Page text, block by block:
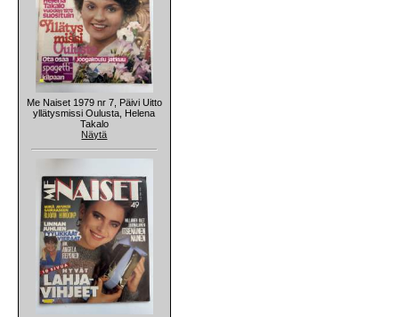
Me Naiset 1979 nr 7, Päivi Uitto
yllätysmissi Oulusta, Helena
Takalo
Näytä